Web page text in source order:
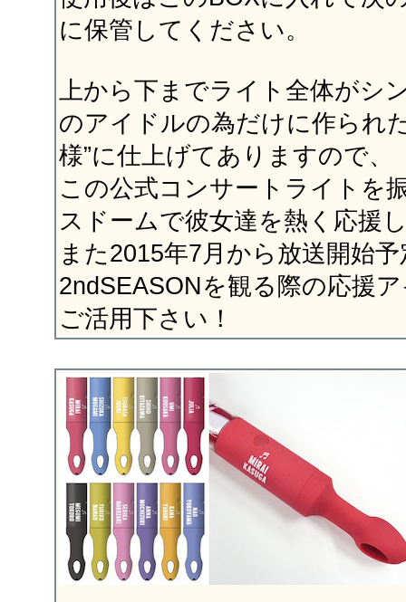
に保管してください。
上から下までライト全体がシ
のアイドルの為だけに作られ
様”に仕上げてありますので、
この公式コンサートライトを
スドームで彼女達を熱く応援
また2015年7月から放送開始
2ndSEASONを観る際の応援
ご活用下さい！